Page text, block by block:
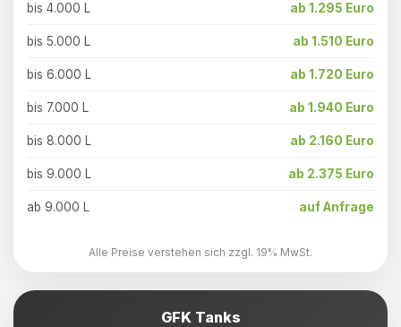
bis 4.000 L ab 1.295 Euro
bis 5.000 L ab 1.510 Euro
bis 6.000 L ab 1.720 Euro
bis 7.000 L ab 1.940 Euro
bis 8.000 L ab 2.160 Euro
bis 9.000 L ab 2.375 Euro
ab 9.000 L auf Anfrage
Alle Preise verstehen sich zzgl. 19% MwSt.
GFK Tanks